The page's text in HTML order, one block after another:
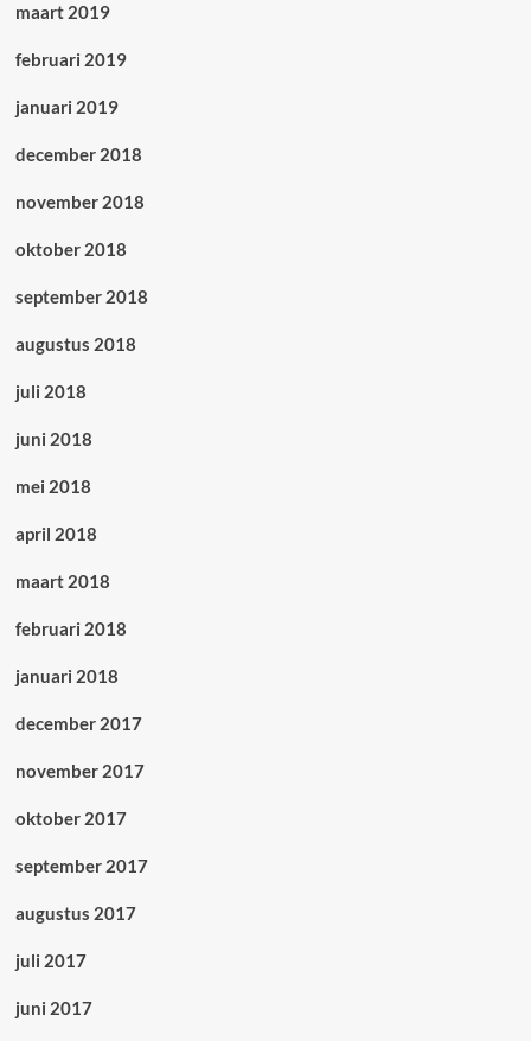
maart 2019
februari 2019
januari 2019
december 2018
november 2018
oktober 2018
september 2018
augustus 2018
juli 2018
juni 2018
mei 2018
april 2018
maart 2018
februari 2018
januari 2018
december 2017
november 2017
oktober 2017
september 2017
augustus 2017
juli 2017
juni 2017